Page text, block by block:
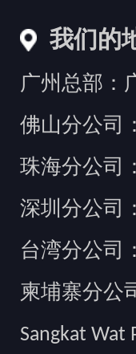
我们的
广州总部：
佛山分公司
珠海分公司
深圳分公司
台湾分公司
柬埔寨分公
Sangkat Wat